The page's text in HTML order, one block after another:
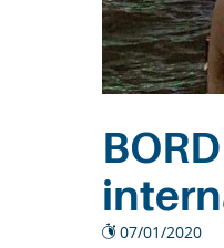
07/01/2020